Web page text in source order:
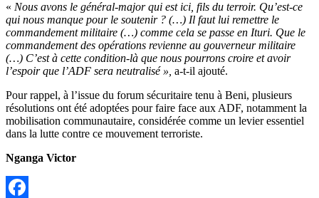
« Nous avons le général-major qui est ici, fils du terroir. Qu’est-ce
qui nous manque pour le soutenir ? (…) Il faut lui remettre le
commandement militaire (…) comme cela se passe en Ituri. Que le
commandement des opérations revienne au gouverneur militaire
(…) C’est à cette condition-là que nous pourrons croire et avoir
l’espoir que l’ADF sera neutralisé », a-t-il ajouté.
Pour rappel, à l’issue du forum sécuritaire tenu à Beni, plusieurs
résolutions ont été adoptées pour faire face aux ADF, notamment la
mobilisation communautaire, considérée comme un levier essentiel
dans la lutte contre ce mouvement terroriste.
Nganga Victor